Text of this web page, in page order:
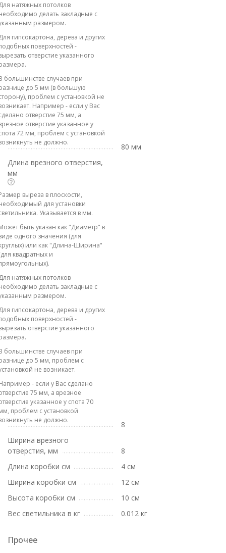
натяжных потолков
делать закладные с
размером.
гипсокартона, дерева и других
поверхностей -
отверстие указанного
большинстве случаев при
до 5 мм (в большую
проблем с установкой не
Например - если у Вас
отверстие 75 мм, а
отверстие указанное у
72 мм, проблем с установкой
не должно.
80 мм
Длина врезного отверстия,
мм
выреза в плоскости,
для установки
Указывается в мм.
быть указан как "Диаметр" в
одного значения (для
или как "Длина-Ширина"
квадратных и
натяжных потолков
делать закладные с
размером.
гипсокартона, дерева и других
поверхностей -
отверстие указанного
большинстве случаев при
до 5 мм, проблем с
не возникает.
- если у Вас сделано
75 мм, а врезное
указанное у спота 70
проблем с установкой
не должно.
8
Ширина врезного
отверстия, мм
8
Длина коробки см
4 см
Ширина коробки см
12 см
Высота коробки см
10 см
Вес светильника в кг
0.012 кг
Прочее